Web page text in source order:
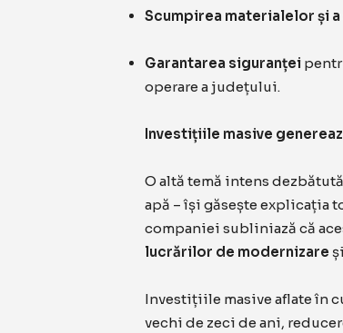
Scumpirea materialelor și
Garantarea siguranței
operare a județului.
Investițiile masive
O altă temă intens
apă – își găsește explicația
companiei subliniază că
lucrărilor de modernizare
Investițiile masive aflate în
vechi de zeci de ani,